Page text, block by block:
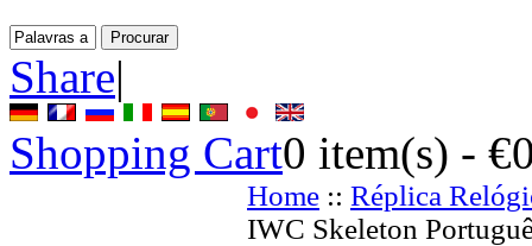
Share|
Shopping Cart0 item(s) -
Home :: Réplica
IWC Skeleton